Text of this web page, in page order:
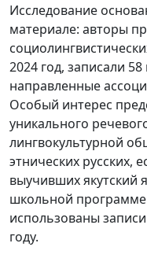
Исследование
материале: авторы
2024 год, записали
направленные
Особый интерес
уникального
лингвокультурной
этнических русских,
выучивших якутский
школьной
использованы
году.